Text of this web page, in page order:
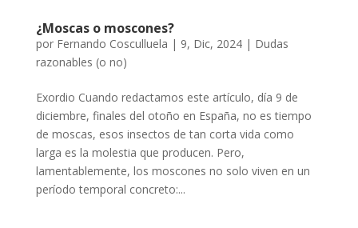
¿Moscas o moscones?
por Fernando Cosculluela | 9, Dic, 2024| Dudas
razonables (o no)
Exordio Cuando redactamos este artículo, día 9 de
diciembre, finales del otoño en España, no es tiempo
de moscas, esos insectos de tan corta vida como
larga es la molestia que producen. Pero,
lamentablemente, los moscones no solo viven en un
período temporal concreto:...